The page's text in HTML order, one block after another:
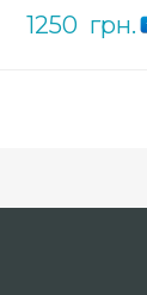
1250 грн.